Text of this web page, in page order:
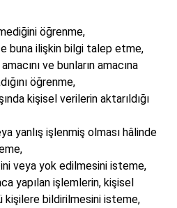
öğrenme,
buna ilişkin bilgi talep etme,
ve bunların amacına
öğrenme,
kişisel verilerin aktarıldığı
yanlış işlenmiş olması hâlinde
veya yok edilmesini isteme,
yapılan işlemlerin, kişisel
kişilere bildirilmesini isteme,